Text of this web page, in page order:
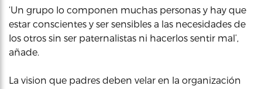
‘Un grupo lo componen muchas personas y hay que
estar conscientes y ser sensibles a las necesidades de
los otros sin ser paternalistas ni hacerlos sentir mal’,
añade.
La vision que padres deben velar en la organización